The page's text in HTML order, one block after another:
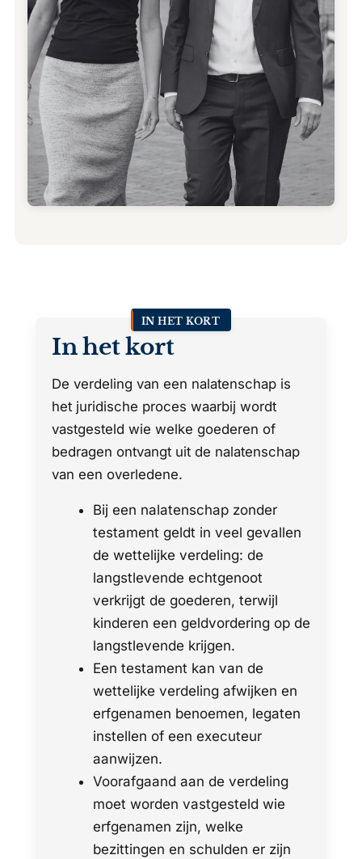
IN HET KORT
In het kort
De verdeling van een nalatenschap is
het juridische proces waarbij wordt
vastgesteld wie welke goederen of
bedragen ontvangt uit de nalatenschap
van een overledene.
Bij een nalatenschap zonder
testament geldt in veel gevallen
de wettelijke verdeling: de
langstlevende echtgenoot
verkrijgt de goederen, terwijl
kinderen een geldvordering op de
langstlevende krijgen.
Een testament kan van de
wettelijke verdeling afwijken en
erfgenamen benoemen, legaten
instellen of een executeur
aanwijzen.
Voorafgaand aan de verdeling
moet worden vastgesteld wie
erfgenamen zijn, welke
bezittingen en schulden er zijn